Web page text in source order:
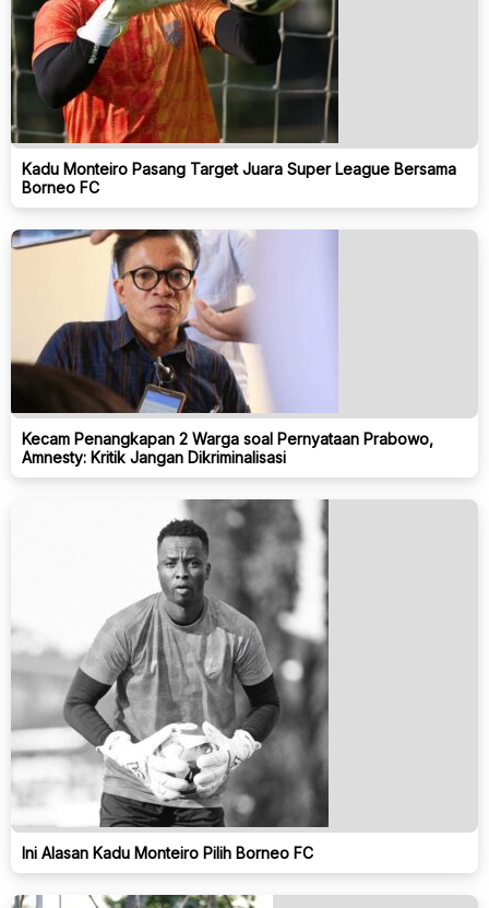
Kadu Monteiro Pasang Target Juara Super League Bersama
Borneo FC
Kecam Penangkapan 2 Warga soal Pernyataan Prabowo,
Amnesty: Kritik Jangan Dikriminalisasi
Ini Alasan Kadu Monteiro Pilih Borneo FC